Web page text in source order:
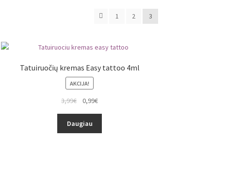
1 2 3
Tatuiruočių kremas Easy tattoo 4ml
AKCIJA!
3,99€ 0,99€
Daugiau